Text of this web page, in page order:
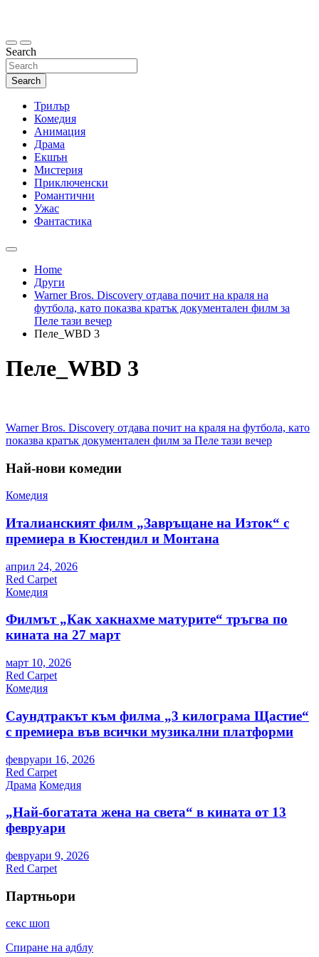
Search
Search
Трилър
Комедия
Анимация
Драма
Екшън
Мистерия
Приключенски
Романтични
Ужас
Фантастика
Home
Други
Warner Bros. Discovery отдава почит на краля на
футбола, като показва кратък документален филм за
Пеле тази вечер
Пеле_WBD 3
Пеле_WBD 3
Навигация
Warner Bros. Discovery отдава почит на краля на футбола, като
показва кратък документален филм за Пеле тази вечер
Най-нови комедии
Комедия
Италианският филм „Завръщане на Изток“ с
премиера в Кюстендил и Монтана
април 24, 2026
Red Carpet
Комедия
Филмът „Как хакнахме матурите“ тръгва по
кината на 27 март
март 10, 2026
Red Carpet
Комедия
Саундтракът към филма „3 килограма Щастие“
с премиера във всички музикални платформи
февруари 16, 2026
Red Carpet
Драма Комедия
„Най-богатата жена на света“ в кината от 13
февруари
февруари 9, 2026
Red Carpet
Партньори
секс шоп
Спиране на адблу